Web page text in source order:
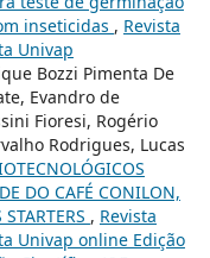
inseticidas , Revista
Univap
Bozzi Pimenta De
Evandro de
Fioresi, Rogério
Rodrigues, Lucas
DO CAFÉ CONILON,
, Revista
Univap online Edição